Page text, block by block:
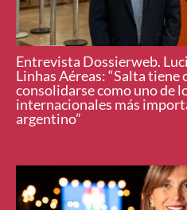
Entrevista Dossierweb.
Linhas Aéreas: “Salta tiene
consolidarse como uno de
internacionales más
argentino”